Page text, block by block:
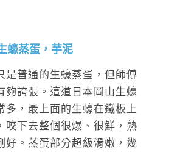
蠔蒸蛋，芋泥
是普通的生蠔蒸蛋，但師傅
夠誇張。這道日本岡山生蠔
多，最上面的生蠔在鐵板上
咬下去整個很爆、很鮮，熟
好。蒸蛋部分超級滑嫩，幾